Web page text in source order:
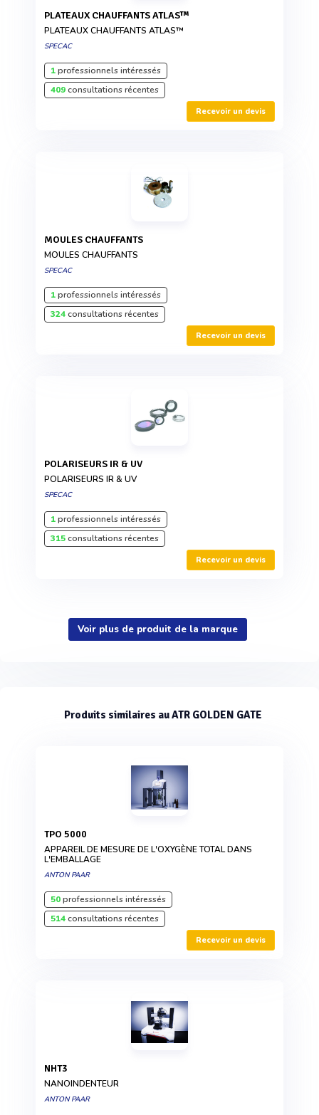
PLATEAUX CHAUFFANTS ATLAS™
PLATEAUX CHAUFFANTS ATLAS™
SPECAC
1professionnels intéressés
409consultations récentes
Recevoir un devis
MOULES CHAUFFANTS
MOULES CHAUFFANTS
SPECAC
1professionnels intéressés
324consultations récentes
Recevoir un devis
POLARISEURS IR & UV
POLARISEURS IR & UV
SPECAC
1professionnels intéressés
315consultations récentes
Recevoir un devis
Voir plus de produit de la marque
Produits similaires au ATR GOLDEN GATE
TPO 5000
APPAREIL DE MESURE DE L'OXYGÈNE TOTAL DANS
L'EMBALLAGE
ANTON PAAR
50professionnels intéressés
514consultations récentes
Recevoir un devis
NHT3
NANOINDENTEUR
ANTON PAAR